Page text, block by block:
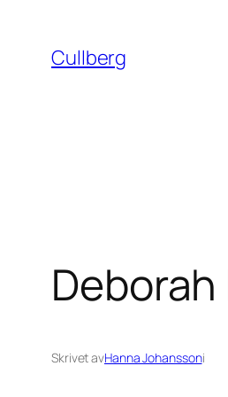
innehåll
Cullberg
Skrivet avHanna Johanssoni